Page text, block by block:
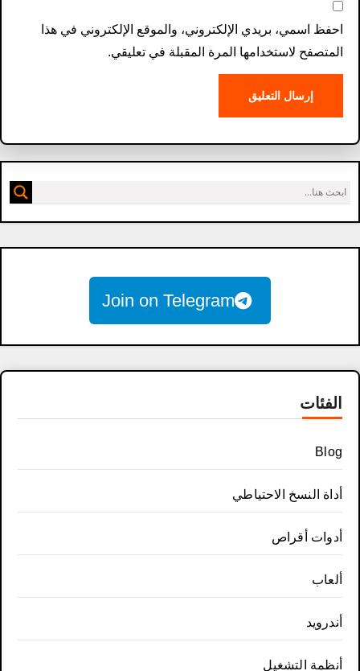
احفظ اسمي، بريدي الإلكتروني، والموقع الإلكتروني في هذا
المتصفح لاستخدامها المرة المقبلة في تعليقي.
Join on Telegram
الفئات
Blog
أداة النسخ الاحتياطي
أدوات أقراص
ألعاب
أندرويد
أنظمة التشغيل